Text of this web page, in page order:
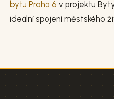
bytu Praha 6 v projektu
ideální spojení městského